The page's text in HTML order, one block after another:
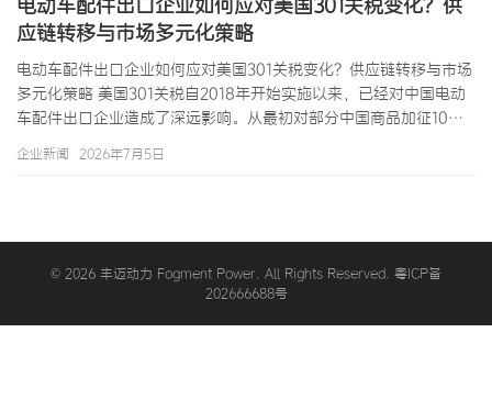
应链转移与市场多元化策略
电动车配件出口企业如何应对美国301关税变化？供应链转移与市场
多元化策略 美国301关税自2018年开始实施以来，已经对中国电动
车配件出口企业造成了深远影响。从最初对部分中国商品加征10%
朗普政府可能将关税提升至20%至60%），美国市场的关税成本已
通过在第三国（如越…
企业新闻 2026年7月5日
© 2026 丰迈动力 Fogment Power. All Rights Reserved. 粤ICP备
202666688号